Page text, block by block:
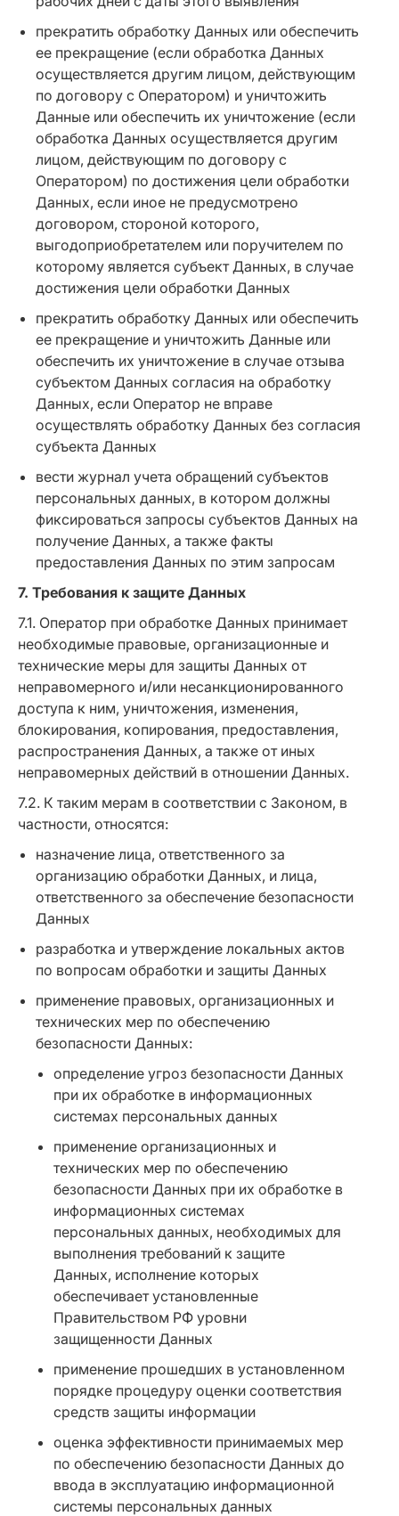
прекратить обработку Данных или обеспечить
ее прекращение (если обработка Данных
осуществляется другим лицом, действующим
по договору с Оператором) и уничтожить
Данные или обеспечить их уничтожение (если
обработка Данных осуществляется другим
лицом, действующим по договору с
Оператором) по достижения цели обработки
Данных, если иное не предусмотрено
договором, стороной которого,
выгодоприобретателем или поручителем по
которому является субъект Данных, в случае
достижения цели обработки Данных
прекратить обработку Данных или обеспечить
ее прекращение и уничтожить Данные или
обеспечить их уничтожение в случае отзыва
субъектом Данных согласия на обработку
Данных, если Оператор не вправе
осуществлять обработку Данных без согласия
субъекта Данных
вести журнал учета обращений субъектов
персональных данных, в котором должны
фиксироваться запросы субъектов Данных на
получение Данных, а также факты
предоставления Данных по этим запросам
7. Требования к защите Данных
7.1. Оператор при обработке Данных принимает
необходимые правовые, организационные и
технические меры для защиты Данных от
неправомерного и/или несанкционированного
доступа к ним, уничтожения, изменения,
блокирования, копирования, предоставления,
распространения Данных, а также от иных
неправомерных действий в отношении Данных.
7.2. К таким мерам в соответствии с Законом, в
частности, относятся:
назначение лица, ответственного за
организацию обработки Данных, и лица,
ответственного за обеспечение безопасности
Данных
разработка и утверждение локальных актов
по вопросам обработки и защиты Данных
применение правовых, организационных и
технических мер по обеспечению
безопасности Данных:
определение угроз безопасности Данных
при их обработке в информационных
системах персональных данных
применение организационных и
технических мер по обеспечению
безопасности Данных при их обработке в
информационных системах
персональных данных, необходимых для
выполнения требований к защите
Данных, исполнение которых
обеспечивает установленные
Правительством РФ уровни
защищенности Данных
применение прошедших в установленном
порядке процедуру оценки соответствия
средств защиты информации
оценка эффективности принимаемых мер
по обеспечению безопасности Данных до
ввода в эксплуатацию информационной
системы персональных данных